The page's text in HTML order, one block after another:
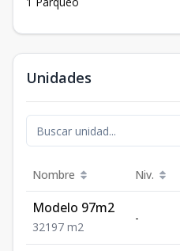
Unidades
Nombre Niv.
Modelo 97m2
321 97 m2
-